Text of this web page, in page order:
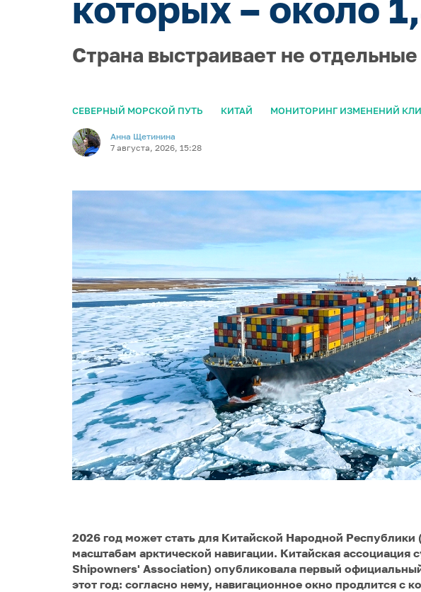
Страна выстраивает не
СЕВЕРНЫЙ МОРСКОЙ ПУТЬ КИТАЙ МОНИТОРИНГ ИЗМЕНЕНИЙ
Анна Щетинина
7 августа, 2026, 15:28
2026 год может стать для Китайской Народной
масштабам арктической навигации. Китайская ассоциация
Shipowners' Association) опубликовала первый
этот год: согласно нему, навигационное окно продлится с